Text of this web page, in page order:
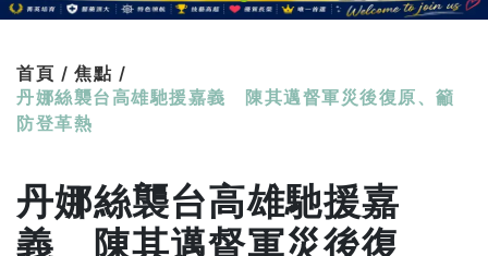
首頁 / 焦點 /
丹娜絲襲台高雄馳援嘉義 陳其邁督軍災後復原、籲
防登革熱
丹娜絲襲台高雄馳援嘉
義 陳其邁督軍災後復